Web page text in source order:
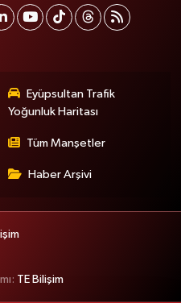
Eyüpsultan Trafik
Yoğunluk Haritası
Tüm Manşetler
Haber Arşivi
TE Bilişim